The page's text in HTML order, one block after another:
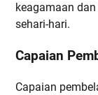
keagamaan
sehari-hari.
Capaian
Capaian